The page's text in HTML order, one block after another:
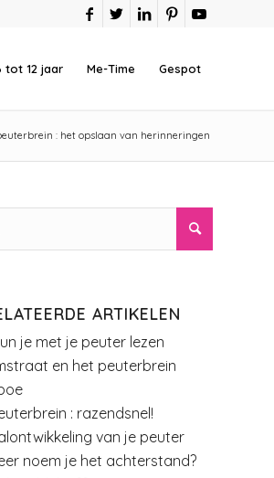
tot 12 jaar Me-Time Gespot
: het opslaan van herinneringen
ARTIKELEN
je met je peuter lezen
en het peuterbrein
: razendsnel!
van je peuter
noem je het achterstand?